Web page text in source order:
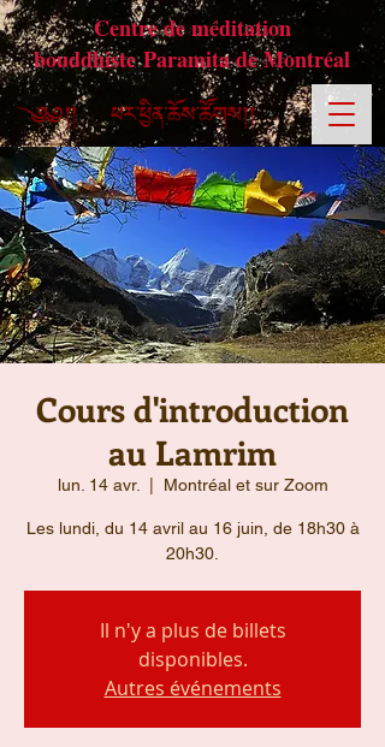
Centre de méditation
bouddhiste Paramita de Montréal
Cours d'introduction
au Lamrim
lun. 14 avr. Montréal et sur Zoom
Les lundi, du 14 avril au 16 juin, de 18h30 à
20h30.
Il n'y a plus de billets
disponibles.
Autres événements